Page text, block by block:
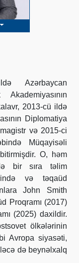
Azərbaycan
2013-cü ildə
Diplomatiya
və 2015-ci
Müqayisəli
O, həm
bir sıra təlim
və təqaüd
John Smith
Proqramı (2017)
(2025) daxildir.
ölkələrinin
Avropa siyasəti,
də beynəlxalq